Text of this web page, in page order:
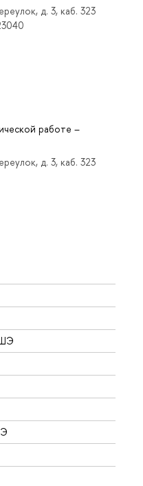
д. 3, каб. 323
работе –
д. 3, каб. 323